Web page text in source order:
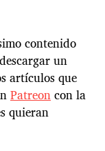
contenido
un
artículos que
Patreoncon la
quieran